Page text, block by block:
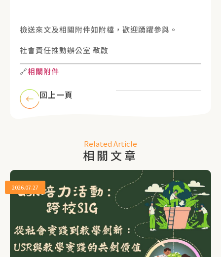
檢送來文及相關附件如附檔，歡迎踴躍參與。
社會責任推動辦公室 敬啟
🔗相關附件
回上一頁
Related Article
相關文章
2026.07.27